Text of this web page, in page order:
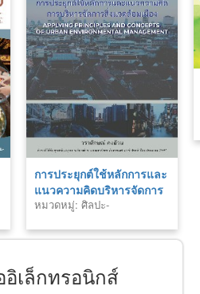
การประยุกต์ใช้หลักการและ
แนวความคิดบริหารจัดการ
สิ่งแวดล้อมเมือง
หมวดหมู่: ศิลปะ-
เล็กทรอนิกส์